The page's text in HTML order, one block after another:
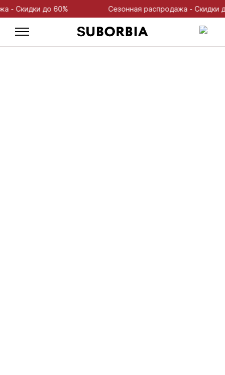
до 60% Сезонная распродажа - Скидки до